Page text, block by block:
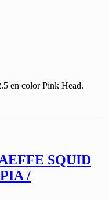
en color Pink Head.
SQUID
/